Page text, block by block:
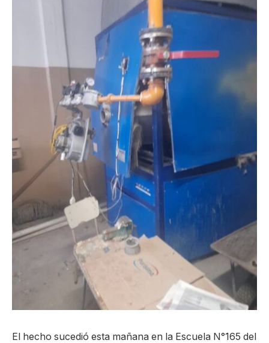
El hecho sucedió esta mañana en la Escuela N°165 del